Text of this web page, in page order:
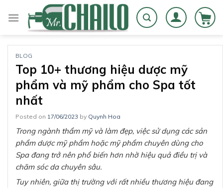
BLOG
Top 10+ thương hiệu dược mỹ
phẩm và mỹ phẩm cho Spa tốt
nhất
Posted on 17/06/2023 by Quynh Hoa
Trong ngành thẩm mỹ và làm đẹp, việc sử dụng các sản
phẩm dược mỹ phẩm hoặc mỹ phẩm chuyên dùng cho
Spa đang trở nên phổ biến hơn nhờ hiệu quả điều trị và
chăm sóc da chuyên sâu.
Tuy nhiên, giữa thị trường với rất nhiều thương hiệu đang